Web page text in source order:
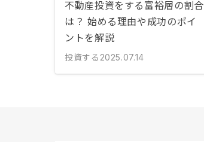
不動産投資をする富裕層の割合
は？ 始める理由や成功のポイ
ントを解説
投資する 2025.07.14